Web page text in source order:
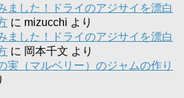
ました！ドライのアジサイを漂白
に mizucchi より
ました！ドライのアジサイを漂白
に 岡本千文 より
（マルベリー）のジャムの作り